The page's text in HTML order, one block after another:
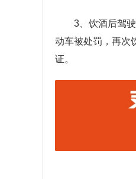
3、饮酒后驾
动车被处罚，再次
证。